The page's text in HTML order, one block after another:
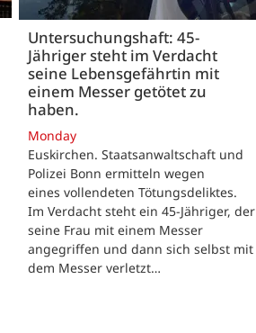
Untersuchungshaft: 45-
Jähriger steht im Verdacht
seine Lebensgefährtin mit
einem Messer getötet zu
haben.
Monday
Euskirchen. Staatsanwaltschaft und
Polizei Bonn ermitteln wegen
eines vollendeten Tötungsdeliktes.
Im Verdacht steht ein 45-Jähriger, der
seine Frau mit einem Messer
angegriffen und dann sich selbst mit
dem Messer verletzt…